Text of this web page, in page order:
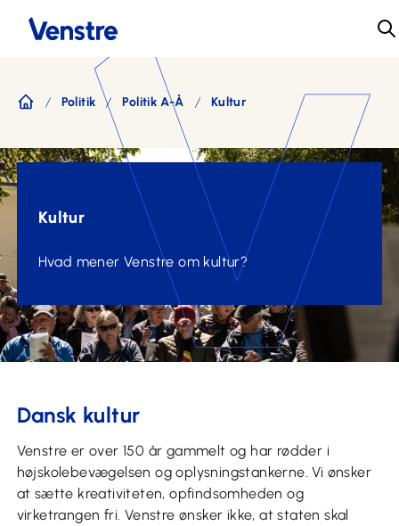
Politik Politik A-Å Kultur
Kultur
Hvad mener Venstre om kultur?
Dansk kultur
Venstre er over 150 år gammelt og har rødder i
højskolebevægelsen og oplysningstankerne. Vi ønsker
at sætte kreativiteten, opfindsomheden og
virketrangen fri. Venstre ønsker ikke, at staten skal